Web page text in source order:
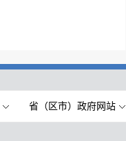
省（区市）政府网站